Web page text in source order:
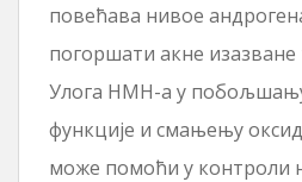
повећава нивое
погоршати акне изазване
Улога НМН-а у
функције и смањењу
може помоћи у контроли